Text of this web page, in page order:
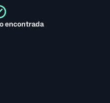
encontrada